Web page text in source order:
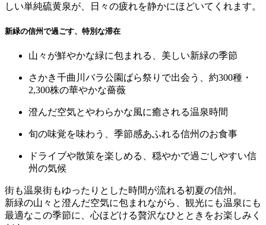
しい単純硫黄泉が、日々の疲れを静かにほどいてくれます。
新緑の信州で過ごす、特別な滞在
山々が鮮やかな緑に包まれる、美しい新緑の季節
さかき千曲川バラ公園ばら祭り で出会う、約300種・
2,300株の華やかな薔薇
澄んだ空気とやわらかな風に癒される温泉時間
旬の味覚を味わう、季節感あふれる信州のお食事
ドライブや散策を楽しめる、穏やかで過ごしやすい信
州の気候
街も温泉街もゆったりとした時間が流れる初夏の信州。
新緑の山々と澄んだ空気に包まれながら、観光にも温泉にも
最適なこの季節に、心ほどける贅沢なひとときをお楽しみく